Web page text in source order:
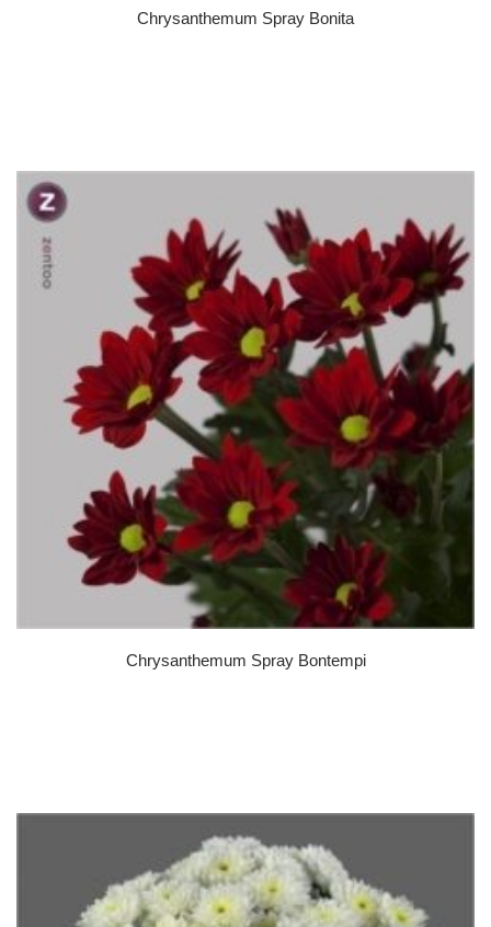
Chrysanthemum Spray Bonita
Chrysanthemum Spray Bontempi